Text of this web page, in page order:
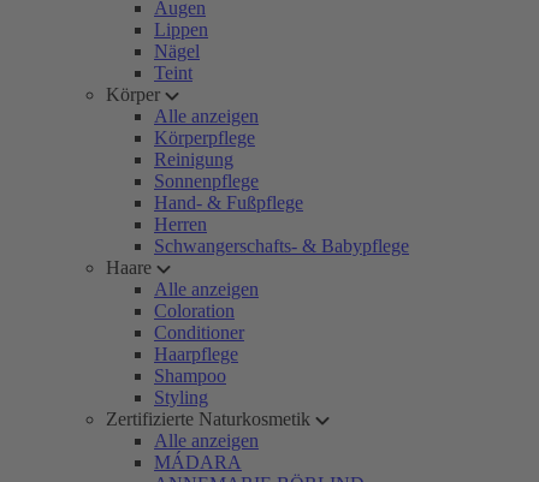
Augen
Lippen
Nägel
Teint
Körper
Alle anzeigen
Körperpflege
Reinigung
Sonnenpflege
Hand- & Fußpflege
Herren
Schwangerschafts- & Babypflege
Haare
Alle anzeigen
Coloration
Conditioner
Haarpflege
Shampoo
Styling
Zertifizierte Naturkosmetik
Alle anzeigen
MÁDARA